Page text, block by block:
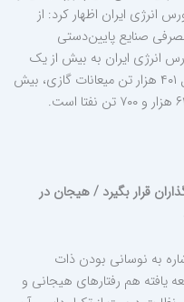
انرژی ایران اظهار کرد: از
صنایع پایین‌دستی
انرژی ایران به بیش از یک
میلیون و ۷۱ هزار و ۱۸۴ تن رسیده که شامل ۴۰۱ هزار تن میعانات گازی، بیش
قرار بگیرد / هیجان در
به نوسانی بودن ذات
یافته هم رفتارهای هیجانی و